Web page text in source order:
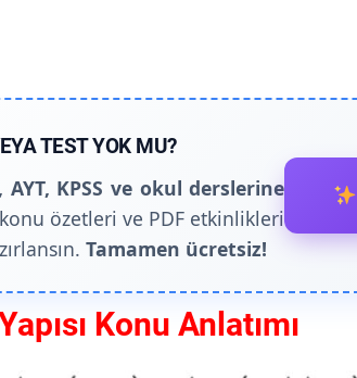
TEST YOK MU?
AYT, KPSS ve okul derslerine
özetleri ve PDF etkinlikleri
Tamamen ücretsiz!
Konu Anlatımı